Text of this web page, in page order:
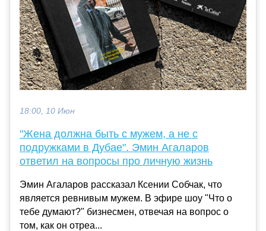
18:00, 10 Июн
"Жена должна быть с мужем, а не с
подружками в Дубае". Эмин Агаларов
ответил на вопросы про личную жизнь
Эмин Агаларов рассказал Ксении Собчак, что
является ревнивым мужем. В эфире шоу "Что о
тебе думают?" бизнесмен, отвечая на вопрос о
том, как он отреа...